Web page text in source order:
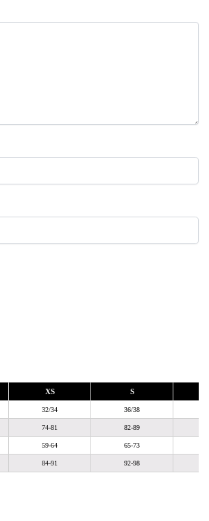
XS S
32/34 36/38
74-81 82-89
59-64 65-73
84-91 92-98